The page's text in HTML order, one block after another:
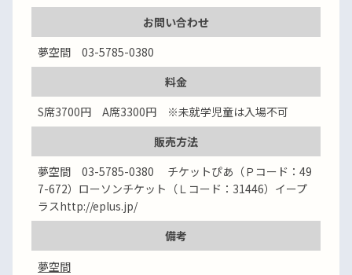
お問い合わせ
夢空間 03-5785-0380
料金
S席3700円 A席3300円 ※未就学児童は入場不可
販売方法
夢空間 03-5785-0380 チケットぴあ（Ｐコード：49
7-672）ローソンチケット（Ｌコード：31446）イープ
ラスhttp://eplus.jp/
備考
夢空間